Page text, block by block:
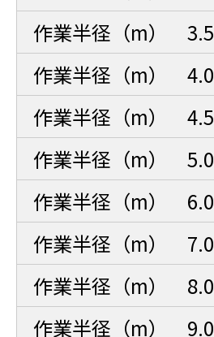
作業半径（m） 3.5
作業半径（m） 4.0
作業半径（m） 4.5
作業半径（m） 5.0
作業半径（m） 6.0
作業半径（m） 7.0
作業半径（m） 8.0
作業半径（m） 9.0